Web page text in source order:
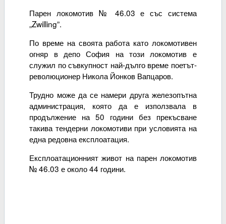
Парен локомотив № 46.03 е със система
„Zwilling”.
По време на своята работа като локомотивен
огняр в депо София на този локомотив е
служил по съвкупност най-дълго време поетът-
революционер Никола Йонков Вапцаров.
Трудно може да се намери друга железопътна
администрация, която да е използвала в
продължение на 50 години без прекъсване
такива тендерни локомотиви при условията на
една редовна експлоатация.
Експлоатационният живот на парен локомотив
№ 46.03 е около 44 години.